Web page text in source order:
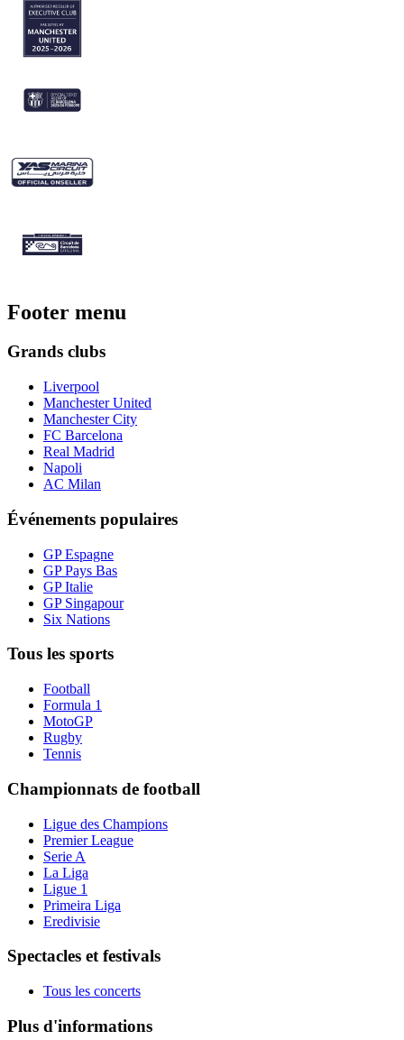
Footer menu
Grands clubs
Liverpool
Manchester United
Manchester City
FC Barcelona
Real Madrid
Napoli
AC Milan
Événements populaires
GP Espagne
GP Pays Bas
GP Italie
GP Singapour
Six Nations
Tous les sports
Football
Formula 1
MotoGP
Rugby
Tennis
Championnats de football
Ligue des Champions
Premier League
Serie A
La Liga
Ligue 1
Primeira Liga
Eredivisie
Spectacles et festivals
Tous les concerts
Plus d'informations